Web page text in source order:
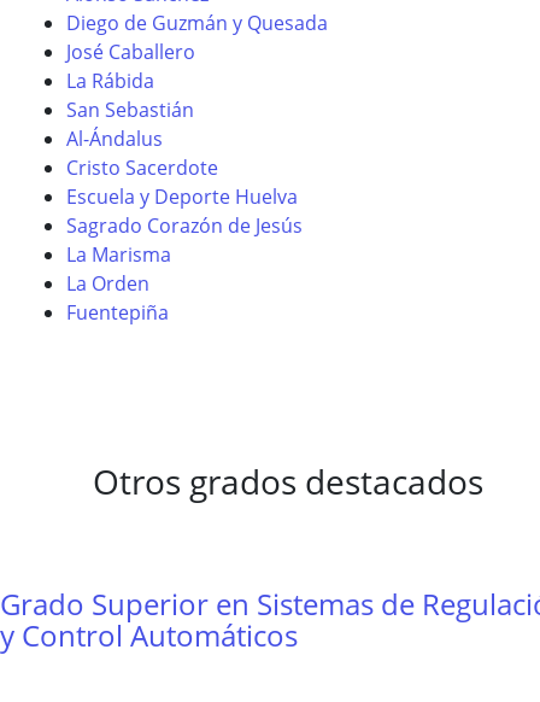
Diego de Guzmán y Quesada
José Caballero
La Rábida
San Sebastián
Al-Ándalus
Cristo Sacerdote
Escuela y Deporte Huelva
Sagrado Corazón de Jesús
La Marisma
La Orden
Fuentepiña
Otros grados destacados
Grado Superior en Sistemas de
y Control Automáticos